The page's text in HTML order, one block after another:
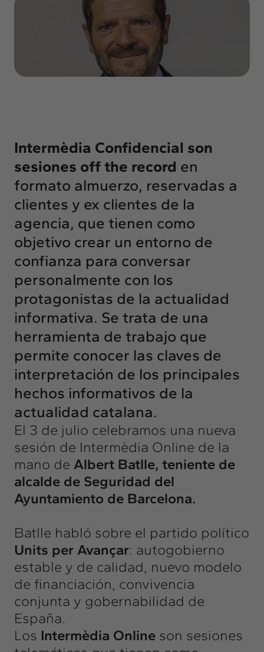
Intercambio
Intermèdia Confidencial son
sesiones off the record en
formato almuerzo, reservadas a
clientes y ex clientes de la
agencia, que tienen como
objetivo crear un entorno de
confianza para conversar
personalmente con los
protagonistas de la actualidad
informativa. Se trata de una
herramienta de trabajo que
permite conocer las claves de
interpretación de los principales
hechos informativos de la
actualidad catalana.
El 3 de julio celebramos una nueva
sesión de Intermèdia Online de la
mano de Albert Batlle, teniente de
alcalde de Seguridad del
Ayuntamiento de Barcelona.
Batlle habló sobre el partido político
Units per Avançar: autogobierno
estable y de calidad, nuevo modelo
de financiación, convivencia
conjunta y gobernabilidad de
España.
Los Intermèdia Online son sesiones